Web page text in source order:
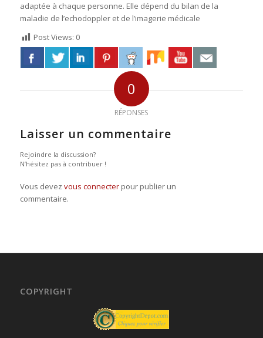
adaptée à chaque personne. Elle dépend du bilan de la
maladie de l’echodoppler et de l’imagerie médicale
Post Views: 0
0
RÉPONSES
Laisser un commentaire
Rejoindre la discussion?
N’hésitez pas à contribuer !
Vous devez vous connecterpour publier un
commentaire.
COPYRIGHT